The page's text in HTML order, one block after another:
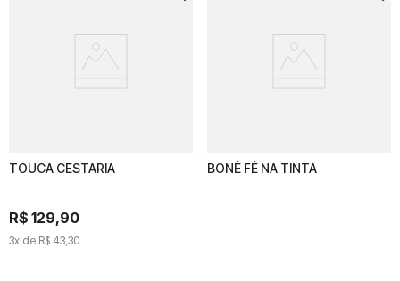
TOUCA CESTARIA
R$ 129,90
3x de R$ 43 30
TOUCA CESTARIA
R$129
3 x deR$
BONÉ FÉ NA TINTA